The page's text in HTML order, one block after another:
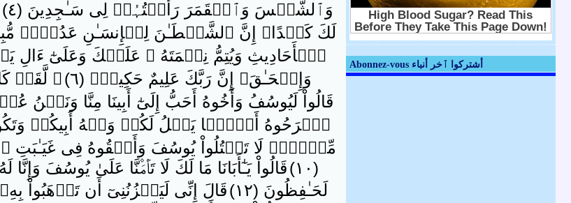
وَٱلشَّمۡسَ وَٱلۡقَمَرَ رَأَيۡتُہُمۡ لِى سَـٰجِدِينَ ( ٤ )
لَكَ كَيۡدًا‌ۖ إِنَّ ٱلشَّيۡطَـٰنَ لِلۡإِنسَـٰنِ عَدُوٌّ۬
ٱلۡأَحَادِيثِ وَيُتِمُّ نِعۡمَتَهُ ۥ عَلَيۡكَ وَعَلَىٰٓ ءَالِ
وَإِسۡحَـٰقَ‌ۚ إِنَّ رَبَّكَ عَلِيمٌ حَكِيمٌ۬ ( ٦ )
۞ لَّقَدۡ
قَالُواْ لَيُوسُفُ وَأَخُوهُ أَحَبُّ إِلَىٰٓ أَبِينَا مِنَّا وَنَحۡنُ
ٱطۡرَحُوهُ أَرۡضً۬ا يَخۡلُ لَكُمۡ وَجۡهُ أَبِيكُمۡ
مِّنۡہُمۡ لَا تَقۡتُلُواْ يُوسُفَ وَأَلۡقُوهُ فِى غَيَـٰبَتِ
( ١٠ )
قَالُواْ يَـٰٓأَبَانَا مَا لَكَ لَا تَأۡمَ۫نَّا عَلَىٰ يُوسُفَ وَإِنَّا لَهُ
لَحَـٰفِظُونَ ( ١٢ )
قَالَ إِنِّى لَيَحۡزُنُنِىٓ أَن تَذۡهَبُواْ
Abonnez-vous أشتركوا ٱخر أنباء